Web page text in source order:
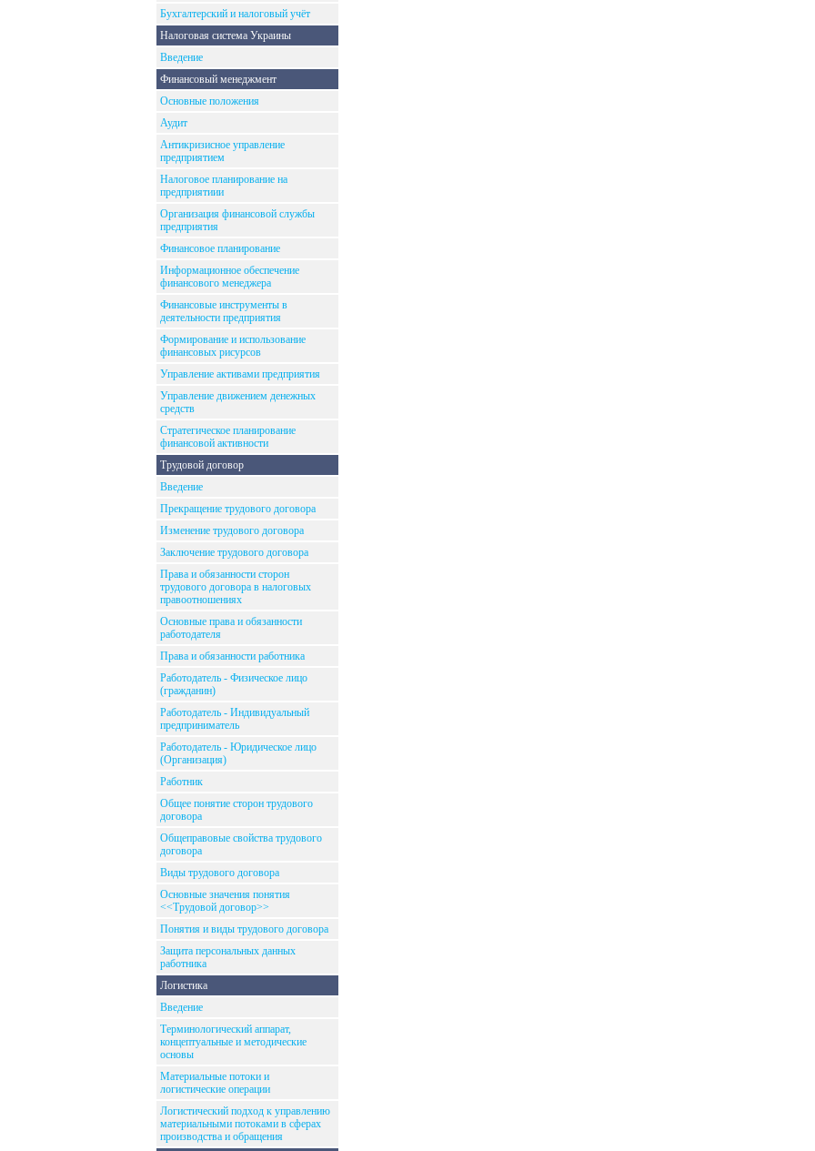
Бухгалтерский и налоговый учёт
Налоговая система Украины
Введение
Финансовый менеджмент
Основные положения
Аудит
Антикризисное управление
предприятием
Налоговое планирование на
предприятиии
Организация финансовой службы
предприятия
Финансовое планирование
Информационное обеспечение
финансового менеджера
Финансовые инструменты в
деятельности предприятия
Формирование и использование
финансовых рисурсов
Управление активами предприятия
Управление движением денежных
средств
Стратегическое планирование
финансовой активности
Трудовой договор
Введение
Прекращение трудового договора
Изменение трудового договора
Заключение трудового договора
Права и обязанности сторон
трудового договора в налоговых
правоотношениях
Основные права и обязанности
работодателя
Права и обязанности работника
Работодатель - Физическое лицо
(гражданин)
Работодатель - Индивидуальный
предприниматель
Работодатель - Юридическое лицо
(Организация)
Работник
Общее понятие сторон трудового
договора
Общеправовые свойства трудового
договора
Виды трудового договора
Основные значения понятия
<<Трудовой договор>>
Понятия и виды трудового договора
Защита персональных данных
работника
Логистика
Введение
Терминологический аппарат,
концептуальные и методические
основы
Материальные потоки и
логистические операции
Логистический подход к управлению
материальными потоками в сферах
производства и обращения